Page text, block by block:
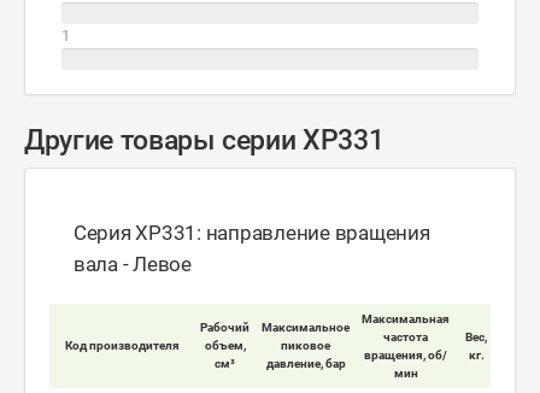
1
Другие товары серии XP331
Серия XP331: направление вращения
вала - Левое
Код производителя
Рабочий
объем,
см³
Максимальное
пиковое
давление, бар
Максимальная
частота
вращения, об/
мин
Вес,
кг.